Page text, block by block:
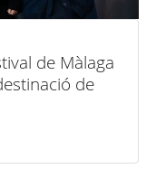
de Màlaga
de